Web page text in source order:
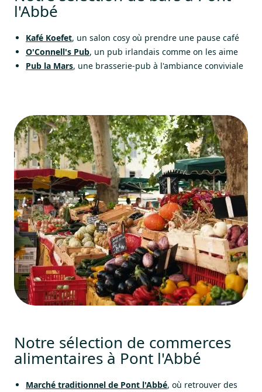
l'Abbé
Kafé Koefet, un salon cosy où prendre une pause café
O'Connell's Pub, un pub irlandais comme on les aime
Pub la Mars, une brasserie-pub à l'ambiance conviviale
Notre sélection de commerces
alimentaires à Pont l'Abbé
Marché traditionnel de Pont l'Abbé, où retrouver des